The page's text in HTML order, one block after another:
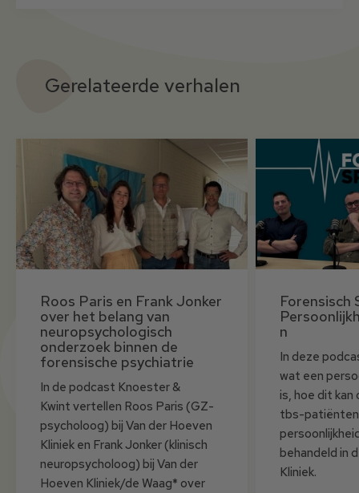
Gerelateerde verhalen
Roos Paris en Frank Jonker
over het belang van
neuropsychologisch
onderzoek binnen de
forensische psychiatrie
In de podcast Knoester &
Kwint vertellen Roos Paris (GZ-
psycholoog) bij Van der Hoeven
Kliniek en Frank Jonker (klinisch
neuropsycholoog) bij Van der
Hoeven Kliniek/de Waag* over
Forensisch
n
In deze
wat een
is, hoe dit
tbs-
behandeld in
Kliniek.